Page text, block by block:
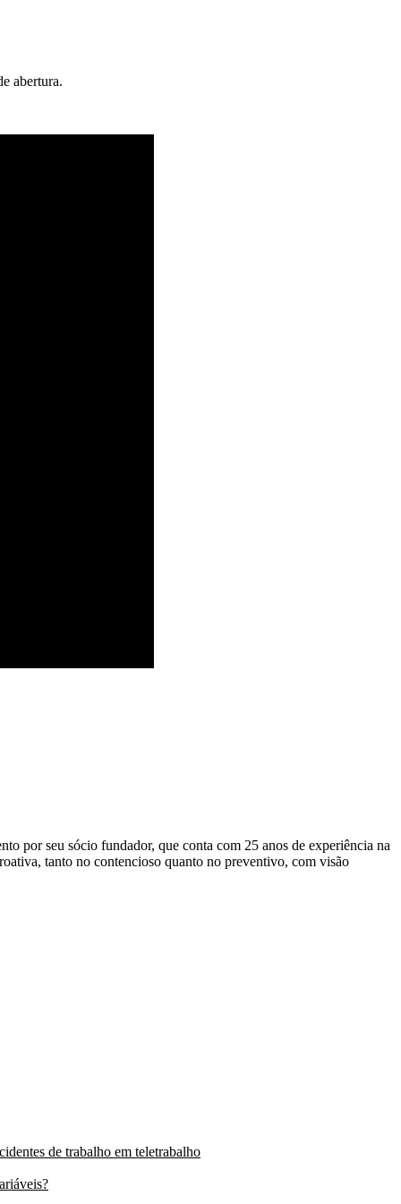
abertura.
por seu sócio fundador, que conta com 25 anos de experiência na
tanto no contencioso quanto no preventivo, com visão
de trabalho em teletrabalho